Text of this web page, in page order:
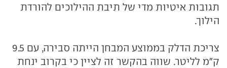
תגובות איטיות מדי של תיבת ההילוכים להורדת
הילוך.
צריכת הדלק בממוצע המבחן הייתה סבירה, עם 9.5
ק"מ לליטר. שווה בהקשר זה לציין כי בקרוב ינחת